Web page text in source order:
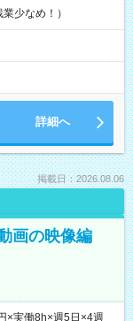
少なめ！）
詳細へ
掲載日：2026.08.06
画の映像編
実働8h×週5日×4週